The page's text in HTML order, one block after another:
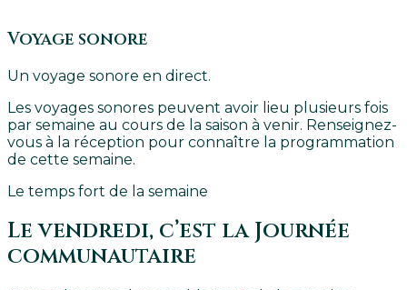
Voyage sonore
Un voyage sonore en direct.
Les voyages sonores peuvent avoir lieu plusieurs fois
par semaine au cours de la saison à venir. Renseignez-
vous à la réception pour connaître la programmation
de cette semaine.
Le temps fort de la semaine
Le vendredi, c’est la Journée
communautaire